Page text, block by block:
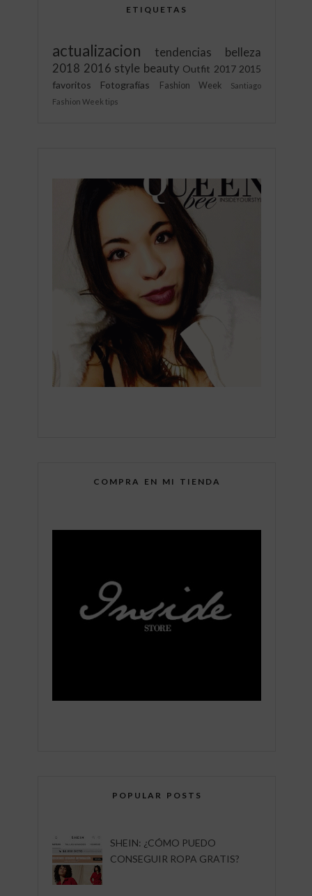
ETIQUETAS
actualizacion tendencias
belleza
2018 2016 style beauty Outfit 2017 2015
favoritos
Fotografías Fashion Week
Santiago
Fashion Week tips
COMPRA EN MI TIENDA
POPULAR POSTS
SHEIN: ¿CÓMO PUEDO
CONSEGUIR ROPA GRATIS?